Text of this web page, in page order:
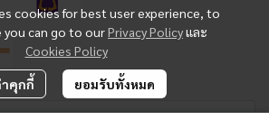
cookies for best user experience, to
you can go to ourPrivacy Policyและ
Cookies Policy
คุกกี้ ยอมรับทั้งหมด